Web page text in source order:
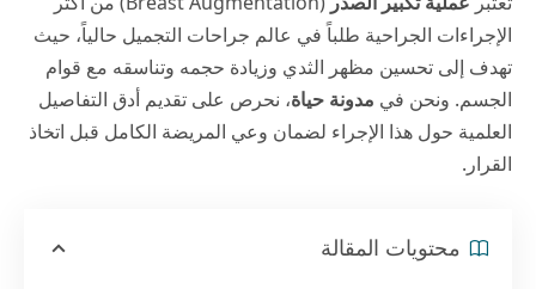
الإجراءات الجراحية طلباً في عالم جراحات التجميل حالياً، حيث
تهدف إلى تحسين مظهر الثدي وزيادة حجمه وتناسقه مع قوام
الجسم. ونحن في مدونة حياة، نحرص على تقديم أدق التفاصيل
العلمية حول هذا الإجراء لضمان وعي المريضة الكامل قبل اتخاذ
القرار.
محتويات المقالة